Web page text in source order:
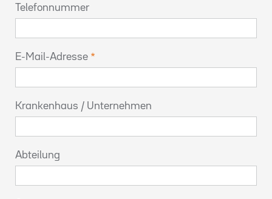
Telefonnummer
E-Mail-Adresse
Krankenhaus / Unternehmen
Abteilung